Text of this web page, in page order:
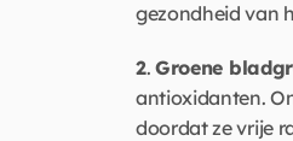
gezondheid van
2. Groene
antioxidanten.
doordat ze vrije